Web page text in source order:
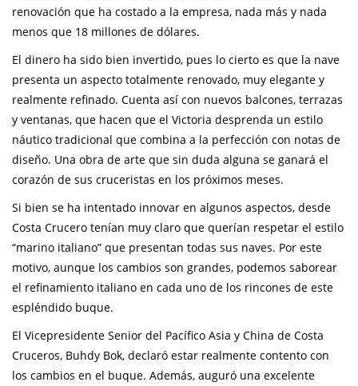
renovación que ha costado a la empresa, nada más y nada
menos que 18 millones de dólares.
El dinero ha sido bien invertido, pues lo cierto es que la nave
presenta un aspecto totalmente renovado, muy elegante y
realmente refinado. Cuenta así con nuevos balcones, terrazas
y ventanas, que hacen que el Victoria desprenda un estilo
náutico tradicional que combina a la perfección con notas de
diseño. Una obra de arte que sin duda alguna se ganará el
corazón de sus cruceristas en los próximos meses.
Si bien se ha intentado innovar en algunos aspectos, desde
Costa Crucero tenían muy claro que querían respetar el estilo
“marino italiano” que presentan todas sus naves. Por este
motivo, aunque los cambios son grandes, podemos saborear
el refinamiento italiano en cada uno de los rincones de este
espléndido buque.
El Vicepresidente Senior del Pacífico Asia y China de Costa
Cruceros, Buhdy Bok, declaró estar realmente contento con
los cambios en el buque. Además, auguró una excelente